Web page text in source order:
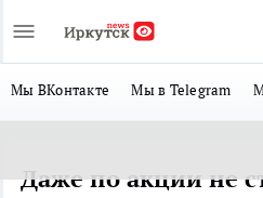
Мы ВКонтакте Мы в Telegram
Даже по акции не